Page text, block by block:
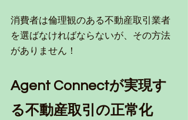
消費者は倫理観のある不動産取引業者
を選ばなければならないが、その方法
がありません！
Agent Connectが実現す
る不動産取引の正常化